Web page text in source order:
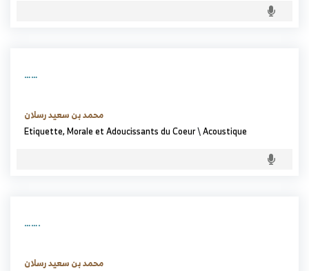
……
محمد بن سعيد رسلان
Etiquette, Morale et Adoucissants du Coeur\Acoustique
…….
محمد بن سعيد رسلان